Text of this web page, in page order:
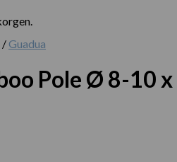
/ Guadua
Pole Ø 8-10